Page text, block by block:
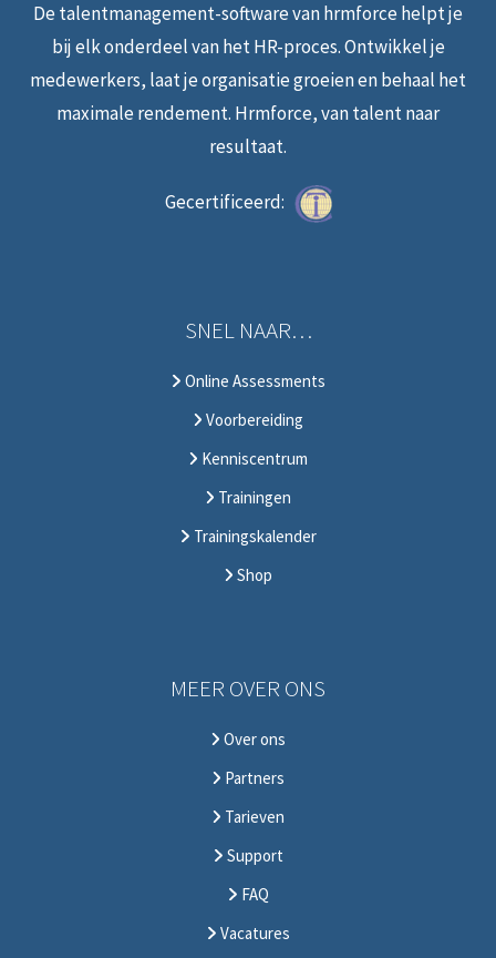
De talentmanagement-software van hrmforce helpt je
bij elk onderdeel van het HR-proces. Ontwikkel je
medewerkers, laat je organisatie groeien en behaal het
maximale rendement. Hrmforce, van talent naar
resultaat.
Gecertificeerd:
SNEL NAAR…
Online Assessments
Voorbereiding
Kenniscentrum
Trainingen
Trainingskalender
Shop
MEER OVER ONS
Over ons
Partners
Tarieven
Support
FAQ
Vacatures